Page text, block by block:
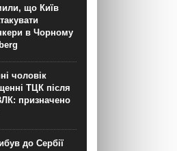
що Київ
в Чорному
чоловік
ТЦК після
призначено
до Сербії